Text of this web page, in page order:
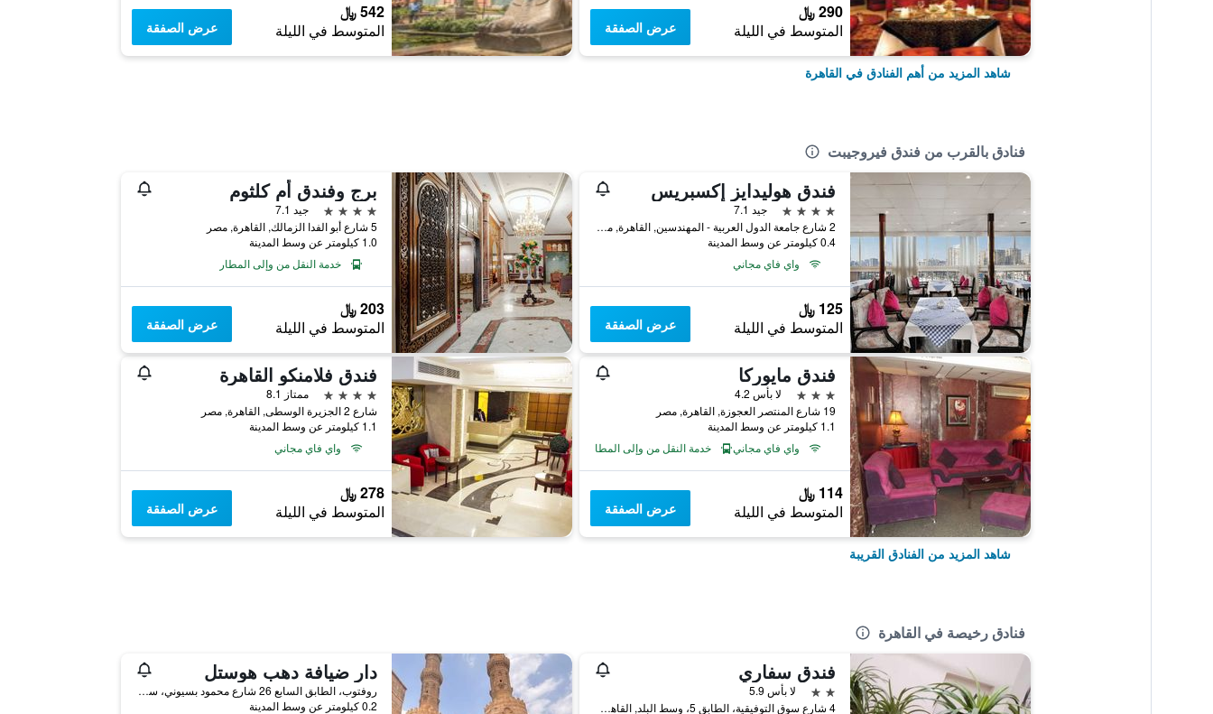
290 ﷼
المتوسط في الليلة عرض الصفقة
542 ﷼
المتوسط في الليلة عرض الصفقة
شاهد المزيد من أهم الفنادق في القاهرة
فنادق بالقرب من فندق فيروجيبت
فندق هوليدايز إكسبريس
4 نجوم
جيد 7.1
2 شارع جامعة الدول العربية - المهندسين, القاهرة, مصر
0.4 كيلومتر عن وسط المدينة
واي فاي مجاني
125 ﷼
المتوسط في الليلة عرض الصفقة
برج وفندق أم كلثوم
4 نجوم
جيد 7.1
5 شارع أبو الفدا الزمالك, القاهرة, مصر
1.0 كيلومتر عن وسط المدينة
خدمة النقل من وإلى المطار
203 ﷼
المتوسط في الليلة عرض الصفقة
فندق مايوركا
3 نجوم
لا بأس 4.2
19 شارع المنتصر العجوزة, القاهرة, مصر
1.1 كيلومتر عن وسط المدينة
واي فاي مجاني
خدمة النقل من وإلى المطار
114 ﷼
المتوسط في الليلة عرض الصفقة
فندق فلامنكو القاهرة
4 نجوم
ممتاز 8.1
شارع 2 الجزيرة الوسطى, القاهرة, مصر
1.1 كيلومتر عن وسط المدينة
واي فاي مجاني
278 ﷼
المتوسط في الليلة عرض الصفقة
شاهد المزيد من الفنادق القريبة
فنادق رخيصة في القاهرة
فندق سفاري
2 نجمتين
لا بأس 5.9
4 شارع سوق التوفيقية، الطابق 5، وسط البلد, القاهرة, مصر
دار ضيافة دهب هوستل
روفتوب، الطابق السابع 26 شارع محمود بسيوني، ساحة طلعت حرب, القاهرة, مصر
0.2 كيلومتر عن وسط المدينة